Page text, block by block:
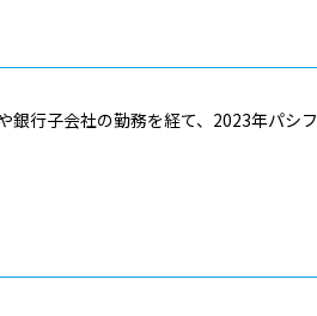
銀行子会社の勤務を経て、2023年パシフ